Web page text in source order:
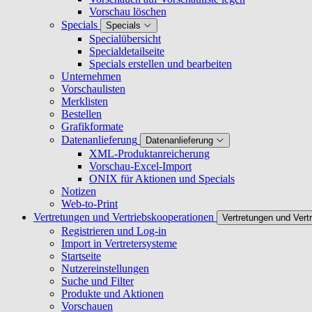
Vorschau löschen
Specials
Specials
Specialübersicht
Specialdetailseite
Specials erstellen und bearbeiten
Unternehmen
Vorschaulisten
Merklisten
Bestellen
Grafikformate
Datenanlieferung
Datenanlieferung
XML-Produktanreicherung
Vorschau-Excel-Import
ONIX für Aktionen und Specials
Notizen
Web-to-Print
Vertretungen und Vertriebskooperationen
Vertretungen und
Registrieren und Log-in
Import in Vertretersysteme
Startseite
Nutzereinstellungen
Suche und Filter
Produkte und Aktionen
Vorschauen